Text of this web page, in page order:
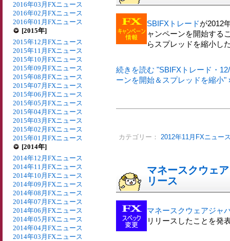
2016年03月FXニュース
2016年02月FXニュース
2016年01月FXニュース
[2015年]
2015年12月FXニュース
2015年11月FXニュース
2015年10月FXニュース
2015年09月FXニュース
2015年08月FXニュース
2015年07月FXニュース
2015年06月FXニュース
2015年05月FXニュース
2015年04月FXニュース
2015年03月FXニュース
2015年02月FXニュース
2015年01月FXニュース
[2014年]
2014年12月FXニュース
2014年11月FXニュース
2014年10月FXニュース
2014年09月FXニュース
2014年08月FXニュース
2014年07月FXニュース
2014年06月FXニュース
2014年05月FXニュース
2014年04月FXニュース
2014年03月FXニュース
SBIFXトレードが2012
ャンペーンを開始する
らスプレッドを縮小し
続きを読む "SBIFXトレード・
ーンを開始＆スプレッドを縮小"
カテゴリー： 2012年11月FXニュー
マネースクウェ
リース
マネースクウェアジャ
リリースしたことを発